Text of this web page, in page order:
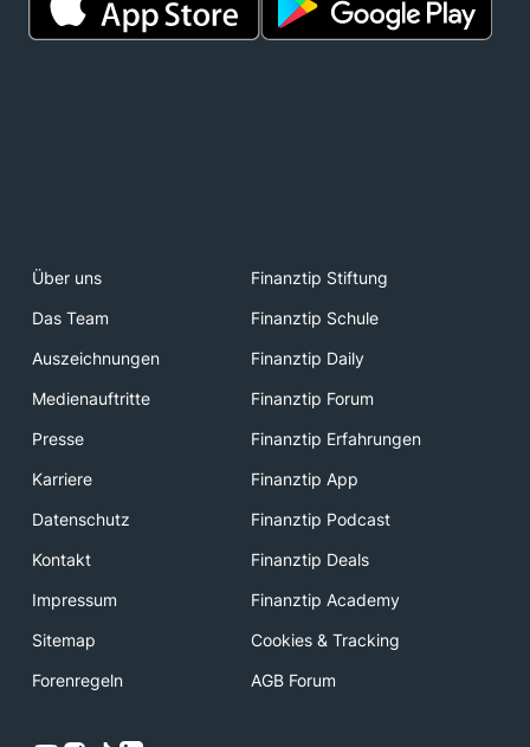
Über uns
Finanztip Stiftung
Das Team
Finanztip Schule
Auszeichnungen
Finanztip Daily
Medienauftritte
Finanztip Forum
Presse
Finanztip Erfahrungen
Karriere
Finanztip App
Datenschutz
Finanztip Podcast
Kontakt
Finanztip Deals
Impressum
Finanztip Academy
Sitemap
Cookies & Tracking
Forenregeln
AGB Forum